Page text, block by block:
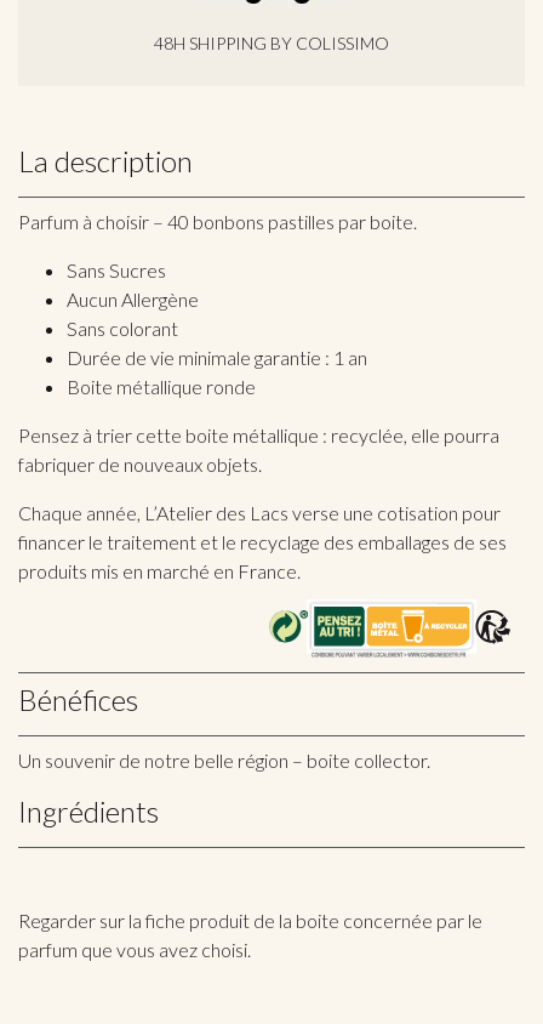
48H SHIPPING BY COLISSIMO
La description
Parfum à choisir – 40 bonbons pastilles par boite.
Sans Sucres
Aucun Allergène
Sans colorant
Durée de vie minimale garantie : 1 an
Boite métallique ronde
Pensez à trier cette boite métallique : recyclée, elle pourra
fabriquer de nouveaux objets.
Chaque année, L’Atelier des Lacs verse une cotisation pour
financer le traitement et le recyclage des emballages de ses
produits mis en marché en France.
Bénéfices
Un souvenir de notre belle région – boite collector.
Ingrédients
Regarder sur la fiche produit de la boite concernée par le
parfum que vous avez choisi.